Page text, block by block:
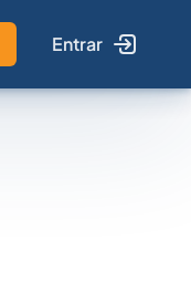
Entrar